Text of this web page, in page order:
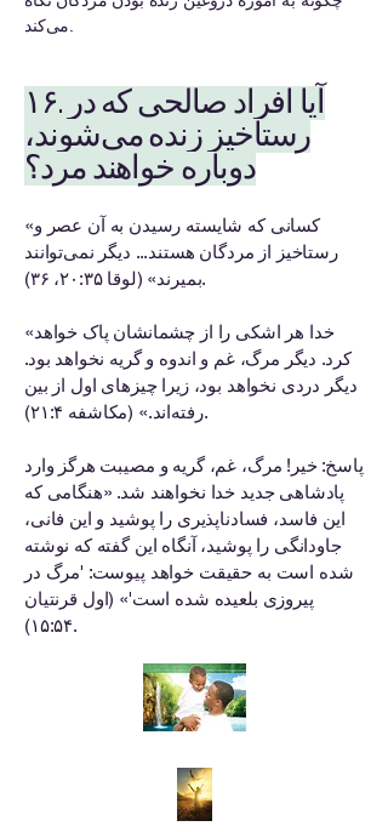
۱۶. آیا افراد صالحی که در
رستاخیز زنده می‌شوند،
دوباره خواهند مرد؟
«کسانی که شایسته رسیدن به آن عصر و
رستاخیز از مردگان هستند... دیگر نمی‌توانند
بمیرند» (لوقا ۲۰:۳۵، ۳۶).
«خدا هر اشکی را از چشمانشان پاک خواهد
کرد. دیگر مرگ، غم و اندوه و گریه نخواهد بود.
دیگر دردی نخواهد بود، زیرا چیزهای اول از بین
رفته‌اند.» (مکاشفه ۲۱:۴).
پاسخ: خیر! مرگ، غم، گریه و مصیبت هرگز وارد
پادشاهی جدید خدا نخواهند شد. «هنگامی که
این فاسد، فسادناپذیری را پوشید و این فانی،
جاودانگی را پوشید، آنگاه این گفته که نوشته
شده است به حقیقت خواهد پیوست: 'مرگ در
پیروزی بلعیده شده است'» (اول قرنتیان
۱۵:۵۴).